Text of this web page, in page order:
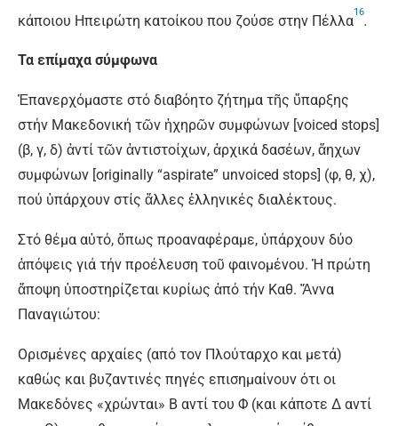
κάποιου Ηπειρώτη κατοίκου που ζούσε στην Πέλλα
16
.
Τα επίμαχα σύμφωνα
Ἐπανερχόμαστε στό διαβόητο ζήτημα τῆς ὕπαρξης
στήν Μακεδονική τῶν ἠχηρῶν συμφώνων [voiced stops]
(β, γ, δ) ἀντί τῶν ἀντιστοίχων, ἀρχικά δασέων, ἄηχων
συμφώνων [originally “aspirate” unvoiced stops] (φ, θ, χ),
πού ὑπάρχουν στίς ἄλλες ἑλληνικές διαλέκτους.
Στό θέμα αὐτό, ὅπως προαναφέραμε, ὑπάρχουν δύο
ἀπόψεις γιά τήν προέλευση τοῦ φαινομένου. Ἡ πρώτη
ἄποψη ὑποστηρίζεται κυρίως ἀπό τήν Καθ. Ἄννα
Παναγιώτου:
Oρισμένες αρχαίες (από τον Πλούταρχο και μετά)
καθώς και βυζαντινές πηγές επισημαίνουν ότι οι
Mακεδόνες «χρώνται» B αντί του Φ (και κάποτε Δ αντί